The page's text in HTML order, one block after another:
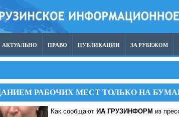
АКТУАЛЬНО ПРАВО ПУБЛИКАЦИИ ЗА РУБЕЖОМ
РАБОЧИХ МЕСТ ТОЛЬКО НА
Как сообщают ИА ГРУЗИНФОРМ из